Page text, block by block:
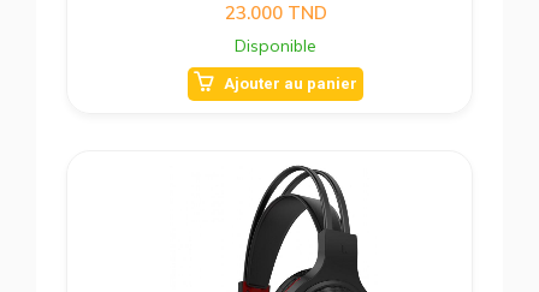
23.000TND
Disponible
Ajouter au panier